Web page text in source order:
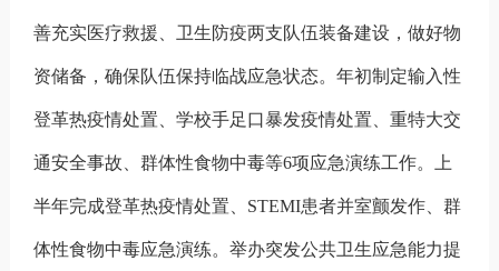
善充实医疗救援、卫生防疫两支队伍装备建设，做好物
资储备，确保队伍保持临战应急状态。年初制定输入性
登革热疫情处置、学校手足口暴发疫情处置、重特大交
通安全事故、群体性食物中毒等6项应急演练工作。上
半年完成登革热疫情处置、 STEMI患者并室颤发作、群
体性食物中毒应急演练。 举办突发公共卫生应急能力提